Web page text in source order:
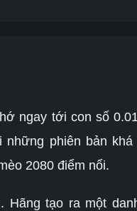
ngay tới con số
phiên bản
2080 điểm nổi.
tạo ra một